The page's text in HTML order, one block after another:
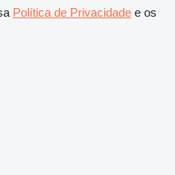
Política de Privacidade e os